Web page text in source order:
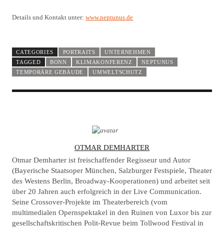
Details und Kontakt unter: www.neptunus.de
CATEGORIES PORTRAITS
UNTERNEHMEN
TAGGED
BONN KLIMAKONFERENZ
NEPTUNUS
TEMPORÄRE GEBÄUDE
UMWELTSCHUTZ
U
T
H
O
R
OTMAR DEMHARTER
Otmar Demharter ist freischaffender Regisseur und Autor
(Bayerische Staatsoper München, Salzburger Festspiele, Theater
des Westens Berlin, Broadway-Kooperationen) und arbeitet seit
über 20 Jahren auch erfolgreich in der Live Communication.
Seine Crossover-Projekte im Theaterbereich (vom
multimedialen Opernspektakel in den Ruinen von Luxor bis zur
gesellschaftskritischen Polit-Revue beim Tollwood Festival in